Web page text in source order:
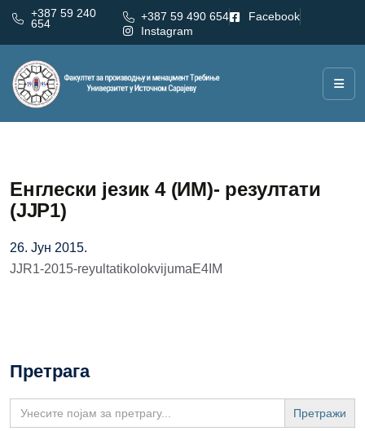
+387 59 240
654
+387 59 490 654
Facebook
Instagram
Енглески језик 4 (ИМ)- резултати
(ЈЈР1)
26. Јун 2015.
JJR1-2015-reyultatikolokvijumaE4IM
Претрага
Search
for: